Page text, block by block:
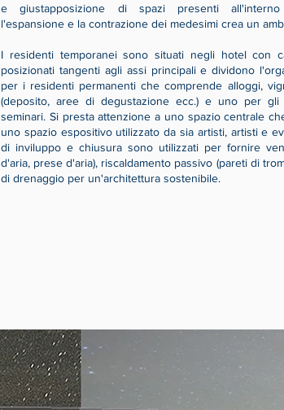
e giustapposizione di spazi presenti all'interno
l'espansione e la contrazione dei medesimi crea un
I residenti temporanei sono situati negli hotel con
posizionati tangenti agli assi principali e dividono
per i residenti permanenti che comprende alloggi,
(deposito, aree di degustazione ecc.) e uno per
seminari. Si presta attenzione a uno spazio centrale
uno spazio espositivo utilizzato da sia artisti, artisti e
di inviluppo e chiusura sono utilizzati per fornire
d'aria, prese d'aria), riscaldamento passivo (pareti di
di drenaggio per un'architettura sostenibile.